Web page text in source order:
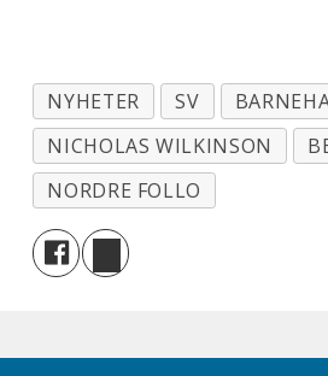
NYHETER SV
NICHOLAS WILKINSON
NORDRE FOLLO